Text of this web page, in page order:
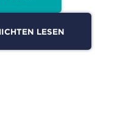
LESEN